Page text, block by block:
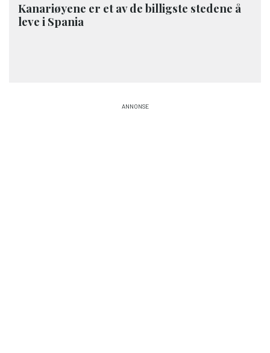
Kanariøyene er et av de billigste stedene å
leve i Spania